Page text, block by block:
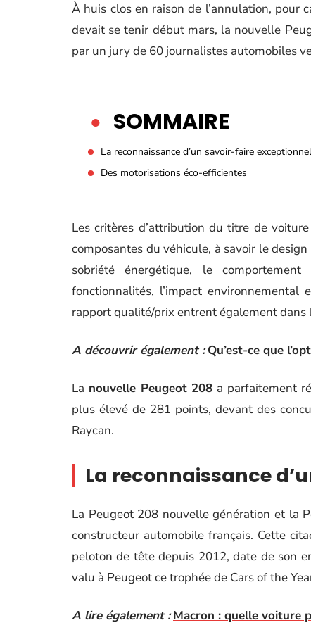
À huis clos en raison de l’annulation, pour
devait se tenir début mars, la nouvelle
par un jury de 60 journalistes automobiles
SOMMAIRE
La reconnaissance d’un savoir-faire exceptionnel
Des motorisations éco-efficientes
Les critères d’attribution du titre de
composantes du véhicule, à savoir le
sobriété énergétique, le
fonctionnalités, l’impact environnemental
rapport qualité/prix entrent également dans
A découvrir également : Qu’est-ce que
La nouvelle Peugeot 208 a parfaitement
plus élevé de 281 points, devant des
Raycan.
La reconnaissance
La Peugeot 208 nouvelle génération et la
constructeur automobile français. Cette
peloton de tête depuis 2012, date de son
valu à Peugeot ce trophée de Cars of the
A lire également : Macron : quelle voiture